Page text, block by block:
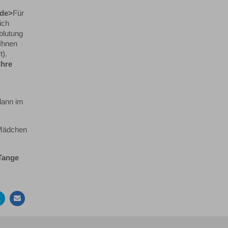
Für
im
teilen